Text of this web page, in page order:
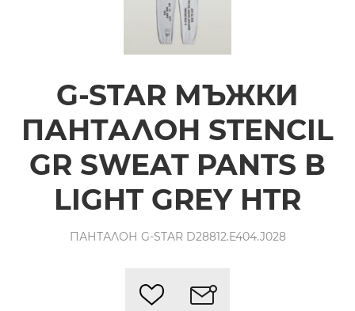
G-STAR МЪЖКИ
ПАНТАЛОН STENCIL
GR SWEAT PANTS В
LIGHT GREY HTR
ПАНТАЛОН G-STAR D28812.E404.J028